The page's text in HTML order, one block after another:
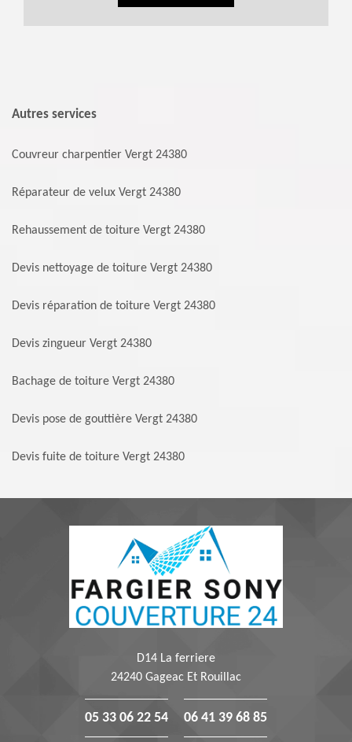
Autres services
Couvreur charpentier Vergt 24380
Réparateur de velux Vergt 24380
Rehaussement de toiture Vergt 24380
Devis nettoyage de toiture Vergt 24380
Devis réparation de toiture Vergt 24380
Devis zingueur Vergt 24380
Bachage de toiture Vergt 24380
Devis pose de gouttière Vergt 24380
Devis fuite de toiture Vergt 24380
D14 La ferriere
24240 Gageac Et Rouillac
05 33 06 22 54 06 41 39 68 85